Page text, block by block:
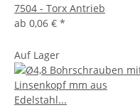
7504 - Torx Antrieb
ab 0,06 € *
Auf Lager